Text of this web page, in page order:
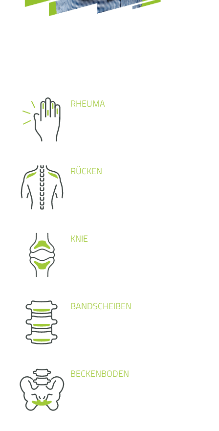
RHEUMA
RÜCKEN
KNIE
BANDSCHEIBEN
BECKENBODEN